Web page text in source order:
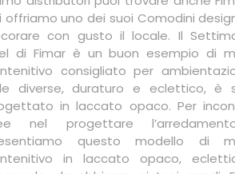
offriamo uno dei suoi Comodini
con gusto il locale. Il
di Fimar è un buon esempio di
consigliato per
diverse, duraturo e eclettico, è
in laccato opaco. Per
nel progettare
questo modello di
in laccato opaco,